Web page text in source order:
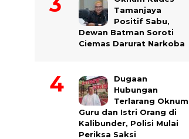
Tamanjaya
Positif Sabu,
Dewan Batman Soroti
Ciemas Darurat Narkoba
Dugaan
Hubungan
Terlarang Oknum
Guru dan Istri Orang di
Kalibunder, Polisi Mulai
Periksa Saksi